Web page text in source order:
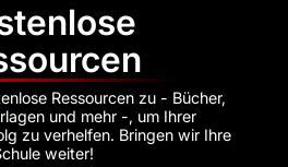
Ressourcen zu - Bücher,
und mehr -, um Ihrer
zu verhelfen. Bringen wir Ihre
weiter!